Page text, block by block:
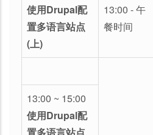
使用Drupal配
置多语言站点
(上)
13:00 - 午
餐时间
13:00 ~ 15:00
使用Drupal配
置多语言站点